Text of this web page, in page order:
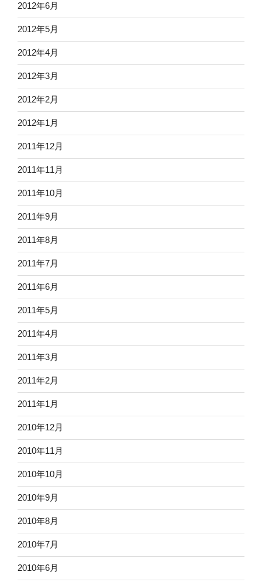
2012年6月
2012年5月
2012年4月
2012年3月
2012年2月
2012年1月
2011年12月
2011年11月
2011年10月
2011年9月
2011年8月
2011年7月
2011年6月
2011年5月
2011年4月
2011年3月
2011年2月
2011年1月
2010年12月
2010年11月
2010年10月
2010年9月
2010年8月
2010年7月
2010年6月